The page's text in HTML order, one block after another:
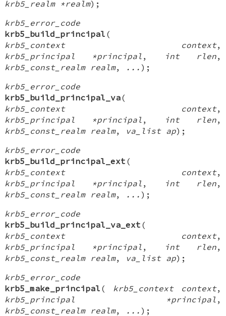
krb5_realm *realm);
krb5_error_code
krb5_build_principal (
krb5_context context,
krb5_principal *principal , int rlen,
krb5_const_realm realm, ... );
krb5_error_code
krb5_build_principal_va(
krb5_context context,
krb5_principal *principal , int rlen,
krb5_const_realm realm, va_list ap);
krb5_error_code
krb5_build_principal_ext (
krb5_context context,
krb5_principal *principal , int rlen,
krb5_const_realm realm, ... );
krb5_error_code
krb5_build_principal_va_ext (
krb5_context context,
krb5_principal *principal , int rlen,
krb5_const_realm realm, va_list ap);
krb5_error_code
krb5_make_principal ( krb5_context context,
krb5_principal *principal ,
krb5_const_realm realm, ... );